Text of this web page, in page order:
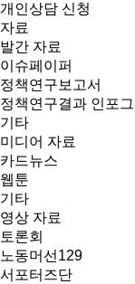
개인상담 신청
자료
발간 자료
이슈페이퍼
정책연구보고서
정책연구결과 인포
기타
미디어 자료
카드뉴스
웹툰
기타
영상 자료
토론회
노동머선129
서포터즈단